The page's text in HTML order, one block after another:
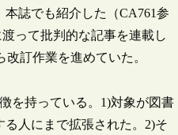
誌でも紹介した（CA761参
って批判的な記事を連載し
訂作業を進めていた。
を持っている。1)対象が図書
人にまで拡張された。2)そ